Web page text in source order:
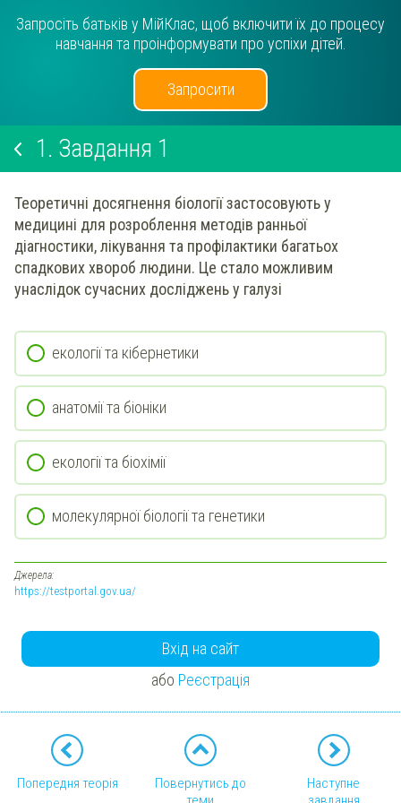
Запросіть батьків у МійКлас, щоб включити їх до процесу
навчання та проінформувати про успіхи дітей.
Запросити
1. Завдання 1
Теоретичні досягнення біології застосовують у
медицині для розроблення методів ранньої
діагностики, лікування та профілактики багатьох
спадкових хвороб людини. Це стало можливим
унаслідок сучасних досліджень у галузі
екології та кібернетики
анатомії та біоніки
екології та біохімії
молекулярної біології та генетики
Джерела:
https://testportal.gov.ua/
Вхід на сайт
або Реєстрація
Попередня теорія
Повернутись до
Наступне